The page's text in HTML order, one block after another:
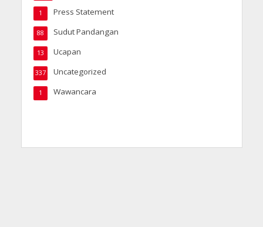
Press Statement
1
Sudut Pandangan
88
Ucapan
13
Uncategorized
337
Wawancara
1